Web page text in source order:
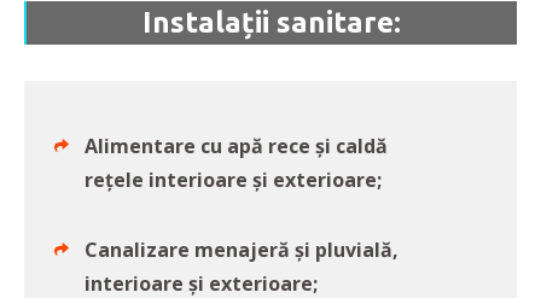
Instalații sanitare:
Alimentare cu apă rece și caldă
rețele interioare și exterioare;
Canalizare menajeră și pluvială,
interioare și exterioare;